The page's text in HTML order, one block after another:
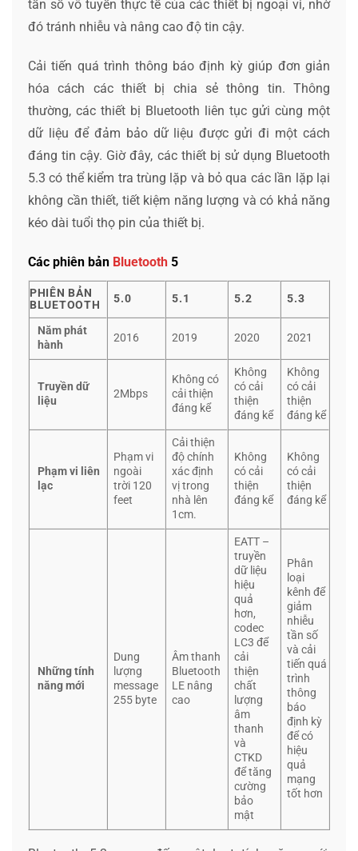
tần số vô tuyến thực tế của các thiết bị ngoại vi, nhờ
đó tránh nhiễu và nâng cao độ tin cậy.
Cải tiến quá trình thông báo định kỳ giúp đơn giản
hóa cách các thiết bị chia sẻ thông tin. Thông
thường, các thiết bị Bluetooth liên tục gửi cùng một
dữ liệu để đảm bảo dữ liệu được gửi đi một cách
đáng tin cậy. Giờ đây, các thiết bị sử dụng Bluetooth
5.3 có thể kiểm tra trùng lặp và bỏ qua các lần lặp lại
không cần thiết, tiết kiệm năng lượng và có khả năng
kéo dài tuổi thọ pin của thiết bị.
Các phiên bản Bluetooth 5
PHIÊN BẢN
BLUETOOTH
5.0 5.1 5.2 5.3
Năm phát
hành
2016 2019 2020 2021
Truyền dữ
liệu
2Mbps
Không có
cải thiện
đáng kể
Không
có cải
thiện
đáng kể
Không
có cải
thiện
đáng kể
Phạm vi liên
lạc
Phạm vi
ngoài
trời 120
feet
Cải thiện
độ chính
xác định
vị trong
nhà lên
1cm.
Không
có cải
thiện
đáng kể
Không
có cải
thiện
đáng kể
Những tính
năng mới
Dung
lượng
message
255 byte
Âm thanh
Bluetooth
LE nâng
cao
EATT –
truyền
dữ liệu
hiệu
quả
hơn,
codec
LC3 để
cải
thiện
chất
lượng
âm
thanh
và
CTKD
để tăng
cường
bảo
mật
Phân
loại
kênh để
giảm
nhiễu
tần số
và cải
tiến quá
trình
thông
báo
định kỳ
để có
hiệu
quả
mạng
tốt hơn